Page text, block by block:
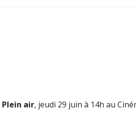
Plein air, jeudi 29 juin à 14h au